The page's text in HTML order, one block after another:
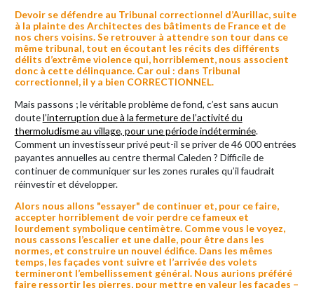
Devoir se défendre au Tribunal correctionnel d’Aurillac, suite
à la plainte des Architectes des bâtiments de France et de
nos chers voisins. Se retrouver à attendre son tour dans ce
même tribunal, tout en écoutant les récits des différents
délits d’extrême violence qui, horriblement, nous associent
donc à cette délinquance. Car oui : dans Tribunal
correctionnel, il y a bien CORRECTIONNEL.
Mais passons ; le véritable problème de fond, c’est sans aucun
doutel’interruption due à la fermeture de l’activité du
thermoludisme au village, pour une période indéterminée.
Comment un investisseur privé peut-il se priver de 46 000 entrées
payantes annuelles au centre thermal Caleden ? Difficile de
continuer de communiquer sur les zones rurales qu’il faudrait
réinvestir et développer.
Alors nous allons "essayer" de continuer et, pour ce faire,
accepter horriblement de voir perdre ce fameux et
lourdement symbolique centimètre. Comme vous le voyez,
nous cassons l’escalier et une dalle, pour être dans les
normes, et construire un nouvel édifice. Dans les mêmes
temps, les façades vont suivre et l’arrivée des volets
termineront l’embellissement général. Nous aurions préféré
faire ressortir les pierres, pour mettre en valeur les façades –